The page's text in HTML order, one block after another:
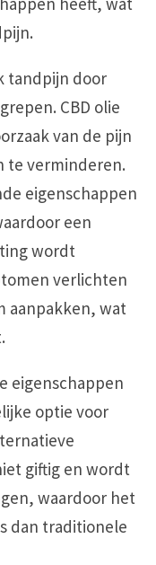
tandpijn door
CBD olie
van de pijn
te verminderen.
eigenschappen
een
wordt
verlichten
aanpakken, wat
eigenschappen
optie voor
giftig en wordt
waardoor het
dan traditionele